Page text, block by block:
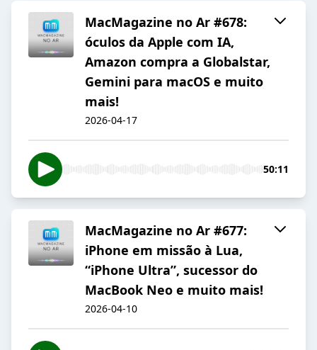
MacMagazine no Ar #678:
óculos da Apple com IA,
Amazon compra a Globalstar,
Gemini para macOS e muito
mais!
2026-04-17
50:11
MacMagazine no Ar #677:
iPhone em missão à Lua,
“iPhone Ultra”, sucessor do
MacBook Neo e muito mais!
2026-04-10